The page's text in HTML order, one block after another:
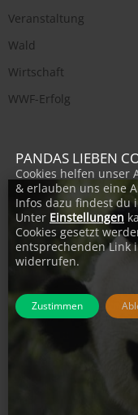
Veranstaltung
Wald
Wirtschaft
WWF-Erfolg
PANDAS LIEBEN
Cookies helfen unser
& erlauben uns eine
Infos dazu findest du
Unter Einstellungen
Cookies gesetzt
entsprechenden Link
widerrufen.
Zustimmen